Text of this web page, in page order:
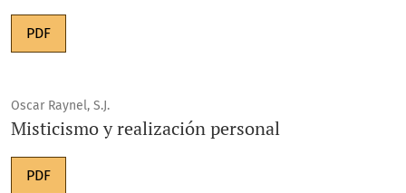
PDF
Oscar Raynel, S.J.
Misticismo y realización personal
PDF